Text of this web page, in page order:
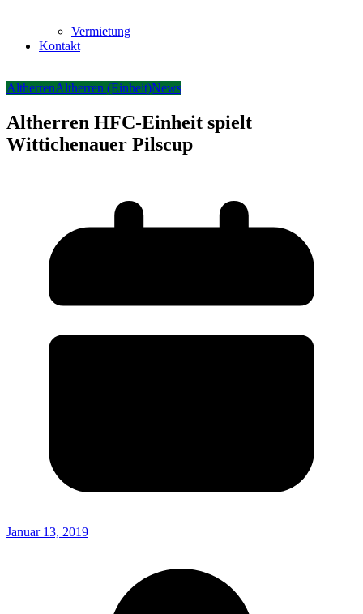
Vermietung
Kontakt
AltherrenAltherren (Einheit)News
Altherren HFC-Einheit spielt
Wittichenauer Pilscup
Januar 13, 2019